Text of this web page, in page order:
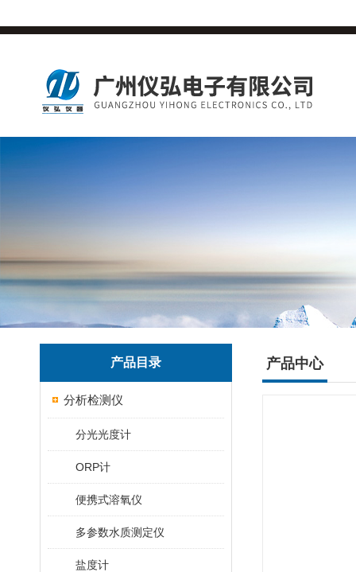
产品目录
分析检测仪
分光光度计
ORP计
便携式溶氧仪
多参数水质测定仪
盐度计
产品中心